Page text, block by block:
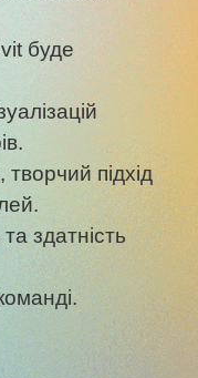
буде
підхід
здатність